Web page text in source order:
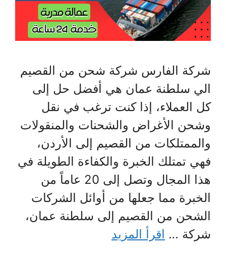
شركة الفارس شركة شحن من القصيم
الي سلطنة عمان هي أفضل حل إلى
كل العملاء، إذا كنت ترغب في نقل
وشحن الأغراض والشحنات والمنقولات
والممتلكات من القصيم إلى الأردن،
فهي تمتلك الخبرة والكفاءة الطويلة في
هذا المجال وتصل إلى 20 عاماً من
الخبرة مما جعلها من أوائل الشركات
الشحن من القصيم إلى سلطنة عمان،
شركة … اقرأ المزيد